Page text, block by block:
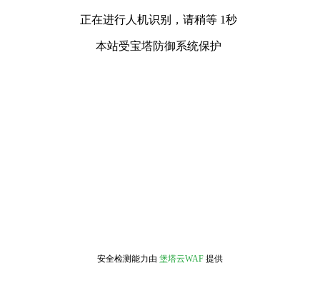
正在进行人机识别，请稍等 1秒
本站受宝塔防御系统保护
安全检测能力由 堡塔云WAF 提供